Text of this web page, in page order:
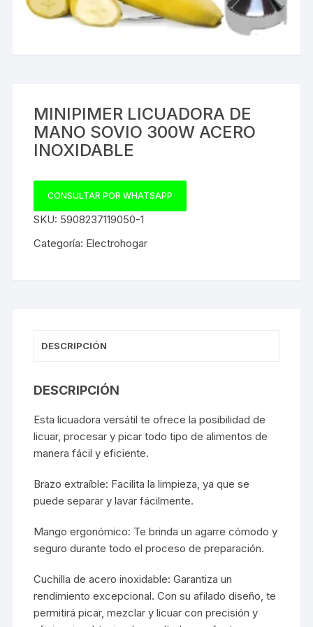
MINIPIMER LICUADORA DE
MANO SOVIO 300W ACERO
INOXIDABLE
CONSULTAR POR WHATSAPP
SKU: 5908237119050-1
Categoría: Electrohogar
DESCRIPCIÓN
DESCRIPCIÓN
Esta licuadora versátil te ofrece la posibilidad de
licuar, procesar y picar todo tipo de alimentos de
manera fácil y eficiente.
Brazo extraíble: Facilita la limpieza, ya que se
puede separar y lavar fácilmente.
Mango ergonómico: Te brinda un agarre cómodo y
seguro durante todo el proceso de preparación.
Cuchilla de acero inoxidable: Garantiza un
rendimiento excepcional. Con su afilado diseño, te
permitirá picar, mezclar y licuar con precisión y